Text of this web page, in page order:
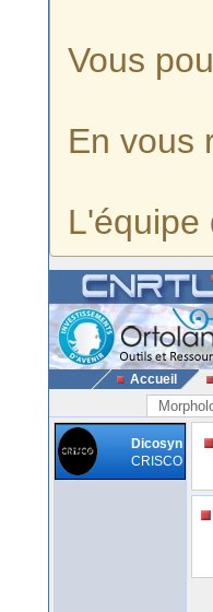
Vous
En vous
L'équipe
Accueil
Dicosyn
CRISCO